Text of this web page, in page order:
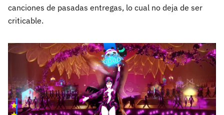
canciones de pasadas entregas, lo cual no deja de ser
criticable.